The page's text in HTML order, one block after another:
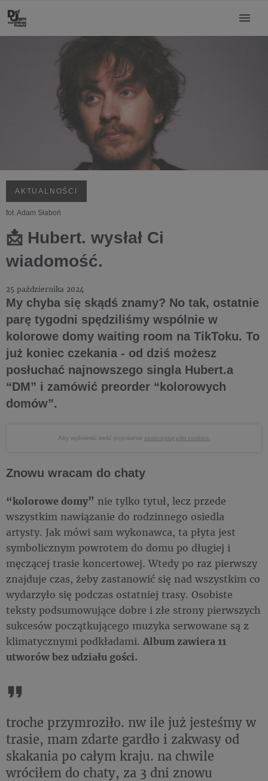
AKTUALNOŚCI
fot. Adam Słaboń
📩 Hubert. wysłał Ci
wiadomość.
25 października 2024
My chyba się skądś znamy? No tak, ostatnie
parę tygodni spędziliśmy wspólnie w
kolorowe domy waiting room na TikToku. To
już koniec czekania - od dziś możesz
posłuchać najnowszego singla Hubert.a
“DM” i zamówić preorder “kolorowych
domów”.
Aby wyświetlić treść poprawnie zaakceptuj pliki cookies.
Znowu wracam do chaty
“kolorowe domy” nie tylko tytuł, lecz przede
wszystkim nawiązanie do rodzinnego osiedla
artysty. Jak mówi sam wykonawca, ta płyta jest
symbolicznym powrotem do domu po długiej i
męczącej trasie koncertowej. Wtedy po raz pierwszy
znajduje czas, żeby zastanowić się nad wszystkim co
wydarzyło się podczas ostatniej trasy. Osobiste
teksty podsumowujące dobre i złe strony pierwszych
sukcesów początkującego muzyka serwowane są z
klimatycznymi podkładami. Album zawiera 11
utworów bez udziału gości.
troche przymroziło. nw ile już jesteśmy w
trasie, mam zdarte gardło i zakwasy od
skakania po całym kraju. na chwile
wróciłem do chaty, za 3 dni znowu